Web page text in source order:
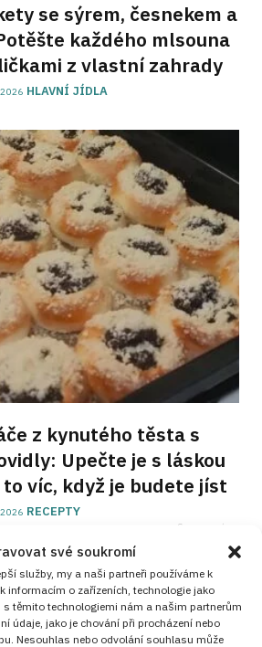
své soukromí
služby, my a naši partneři používáme k
informacím o zařízeních, technologie jako
těmito technologiemi nám a našim partnerům
údaje, jako je chování při procházení nebo
Nesouhlas nebo odvolání souhlasu může
se sýrem, česnekem a
každého mlsouna
z vlastní zahrady
HLAVNÍ JÍDLA
z kynutého těsta s
Upečte je s láskou
víc, když je budete jíst
RECEPTY